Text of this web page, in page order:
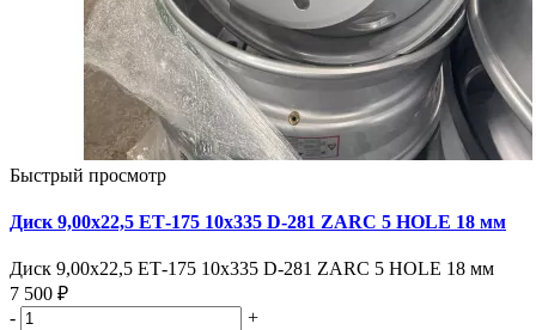
Быстрый просмотр
Диск 9,00х22,5 ЕТ-175 10х335 D-281 ZARC 5 HOLE 18 мм
Диск 9,00х22,5 ЕТ-175 10х335 D-281 ZARC 5 HOLE 18 мм
7 500 ₽
-
+